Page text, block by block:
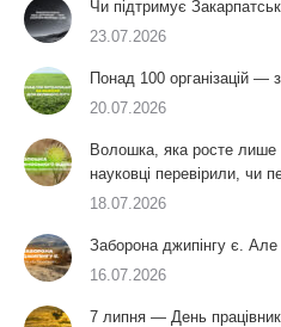
Чи підтримує
23.07.2026
Понад 100 організацій
20.07.2026
Волошка, яка росте лише
науковці перевірили, чи
18.07.2026
Заборона джипінгу є. Але
16.07.2026
7 липня — День